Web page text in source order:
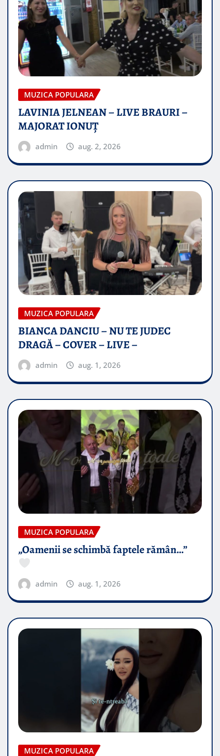
MUZICA POPULARA
LAVINIA JELNEAN – LIVE BRAURI –
MAJORAT IONUŢ
admin aug. 2, 2026
MUZICA POPULARA
BIANCA DANCIU – NU TE JUDEC
DRAGĂ – COVER – LIVE –
admin aug. 1, 2026
MUZICA POPULARA
„Oamenii se schimbă faptele rămân…”
admin aug. 1, 2026
MUZICA POPULARA